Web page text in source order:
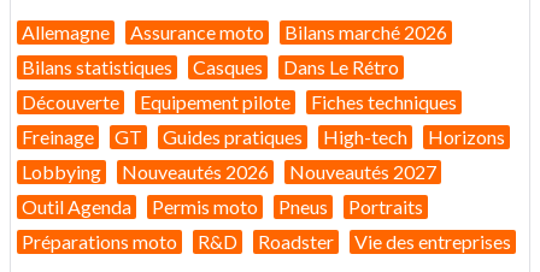
Allemagne Assurance moto
Bilans marché 2026
Bilans statistiques
Casques
Dans Le Rétro
Découverte
Equipement pilote
Fiches techniques
Freinage
GT Guides pratiques High-tech
Horizons
Lobbying
Nouveautés 2026
Nouveautés 2027
Outil Agenda
Permis moto Pneus
Portraits
Préparations moto
R&D Roadster Vie des entreprises